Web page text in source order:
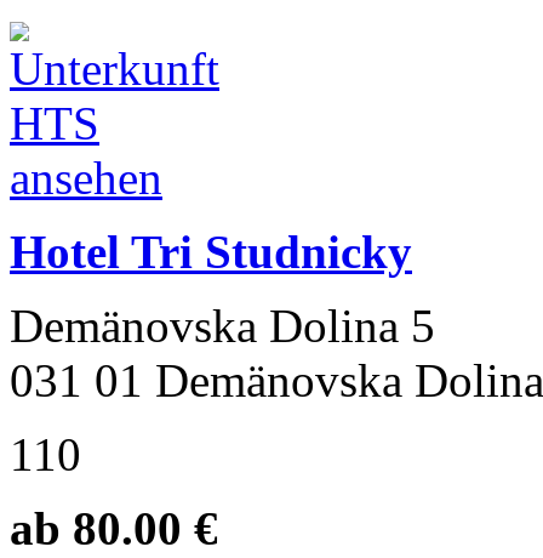
Hotel Tri Studnicky
Demänovska Dolina 5
031 01 Demänovska Dolina
110
ab 80.00 €